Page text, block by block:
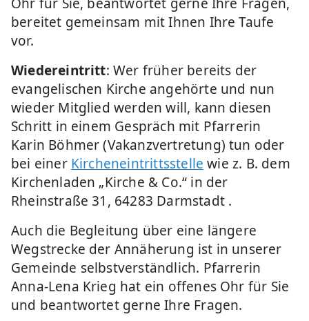
bereitet gemeinsam mit Ihnen Ihre Taufe
vor.
Wiedereintritt: Wer früher bereits der
evangelischen Kirche angehörte und nun
wieder Mitglied werden will, kann diesen
Schritt in einem Gespräch mit Pfarrerin
Karin Böhmer (Vakanzvertretung) tun oder
bei einer Kircheneintrittsstelle wie z. B. dem
Kirchenladen „Kirche & Co.“ in der
Rheinstraße 31, 64283 Darmstadt .
Auch die Begleitung über eine längere
Wegstrecke der Annäherung ist in unserer
Gemeinde selbstverständlich. Pfarrerin
Anna-Lena Krieg hat ein offenes Ohr für Sie
und beantwortet gerne Ihre Fragen.